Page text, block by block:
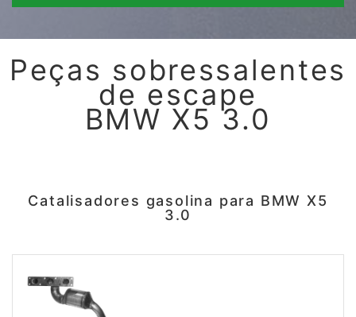
Peças sobressalentes
de escape
BMW X5 3.0
Catalisadores gasolina para BMW X5
3.0